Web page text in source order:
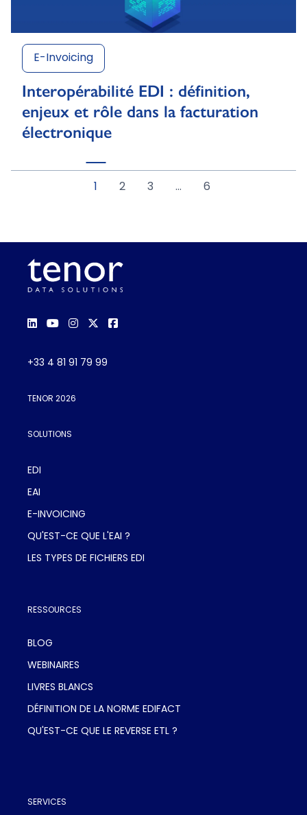
E-Invoicing
Interopérabilité EDI : définition,
enjeux et rôle dans la facturation
électronique
2 3 … 6
+33 4 81 91 79 99
TENOR 2026
SOLUTIONS
EDI
EAI
E-INVOICING
QU'EST-CE QUE L'EAI ?
LES TYPES DE FICHIERS EDI
RESSOURCES
BLOG
WEBINAIRES
LIVRES BLANCS
DÉFINITION DE LA NORME EDIFACT
QU'EST-CE QUE LE REVERSE ETL ?
SERVICES